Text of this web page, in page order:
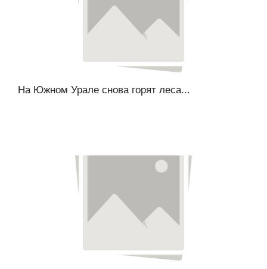
На Южном Урале снова горят леса...